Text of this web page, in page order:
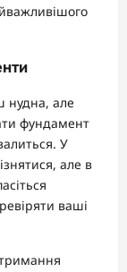
нудна, але
фундамент
У
але в
ваші